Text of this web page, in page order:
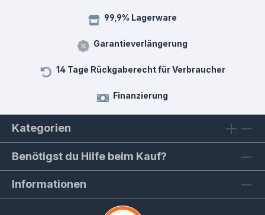
99,9% Lagerware
Garantieverlängerung
14 Tage Rückgaberecht für Verbraucher
Finanzierung
Kategorien
Benötigst du Hilfe beim Kauf?
Informationen